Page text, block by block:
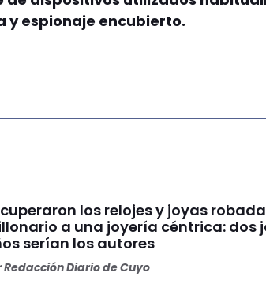
y espionaje encubierto.
los relojes y joyas
a una joyería céntrica: dos
serían los autores
Redacción Diario de Cuyo